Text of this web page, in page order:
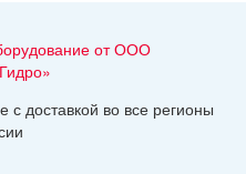
с доставкой во все регионы